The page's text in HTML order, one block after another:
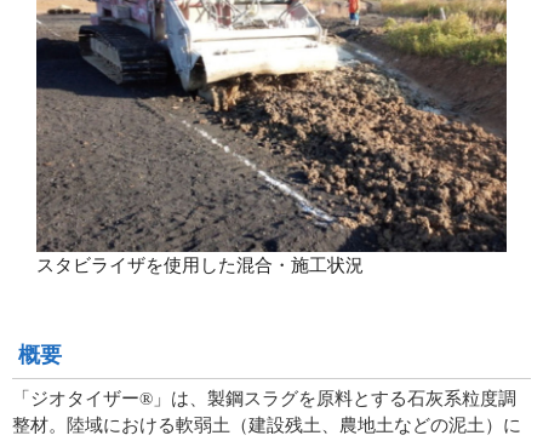
スタビライザを使用した混合・施工状況
概要
「ジオタイザー®」は、製鋼スラグを原料とする石灰系粒度調
整材。陸域における軟弱土（建設残土、農地土などの泥土）に